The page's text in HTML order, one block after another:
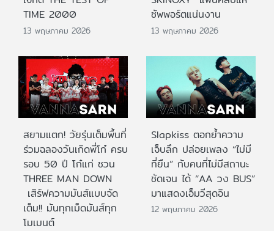
TIME 2000
13 พฤษภาคม 2026
ซัพพอร์ตแน่นงาน
13 พฤษภาคม 2026
สยามแตก! วัยรุ่นเต็มพื้นที่
ร่วมฉลองวันเกิดพี่โก๋ ครบ
รอบ 50 ปี โก๋แก่ ชวน
THREE MAN DOWN
เสิร์ฟความมันส์แบบจัด
เต็ม!! มันทุกเม็ดมันส์ทุก
โมเมนต์
Slapkiss ตอกย้ำความ
เจ็บลึก ปล่อยเพลง “ไม่มี
ที่ยืน” กับคนที่ไม่มีสถานะ
ชัดเจน ได้ “AA วง BUS”
มาแสดงเอ็มวีสุดอิน
12 พฤษภาคม 2026